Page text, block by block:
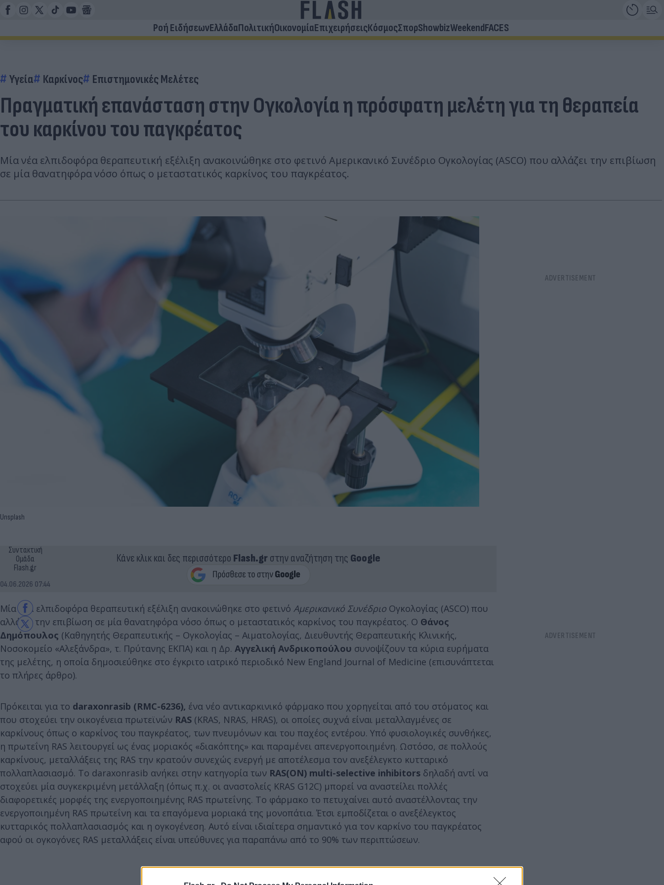
Ροή ΕιδήσεωνΕλλάδαΠολιτικήΟικονομίαΕπιχειρήσειςΚόσμοςΣπορShowbizWeekendFACES
Υγεία Καρκίνος Επιστημονικές Μελέτες
Πραγματική επανάσταση στην Ογκολογία η πρόσφατη μελέτη για τη θεραπεία
του καρκίνου του παγκρέατος
Μία νέα ελπιδοφόρα θεραπευτική εξέλιξη ανακοινώθηκε στο φετινό Αμερικανικό Συνέδριο Ογκολογίας (ASCO) που αλλάζει την επιβίωση
σε μία θανατηφόρα νόσο όπως ο μεταστατικός καρκίνος του παγκρέατος.
Unsplash
Συντακτική
Ομάδα
Flash.gr
04.06.2026 07:44
Κάνε κλικ και δες περισσότερο Flash.grστην αναζήτηση της Google
Μία νέα ελπιδοφόρα θεραπευτική εξέλιξη ανακοινώθηκε στο φετινό Αμερικανικό Συνέδριο Ογκολογίας (ASCO) που
αλλάζει την επιβίωση σε μία θανατηφόρα νόσο όπως ο μεταστατικός καρκίνος του παγκρέατος. Ο Θάνος
Δημόπουλος (Καθηγητής Θεραπευτικής – Ογκολογίας – Αιματολογίας, Διευθυντής Θεραπευτικής Κλινικής,
Νοσοκομείο «Αλεξάνδρα», τ. Πρύτανης ΕΚΠΑ) και η Δρ. Αγγελική Ανδρικοπούλου συνοψίζουν τα κύρια ευρήματα
της μελέτης, η οποία δημοσιεύθηκε στο έγκριτο ιατρικό περιοδικό New England Journal of Medicine (επισυνάπτεται
το πλήρες άρθρο).
Πρόκειται για το daraxonrasib (RMC-6236), ένα νέο αντικαρκινικό φάρμακο που χορηγείται από του στόματος και
που στοχεύει την οικογένεια πρωτεϊνών RAS (KRAS, NRAS, HRAS), οι οποίες συχνά είναι μεταλλαγμένες σε
καρκίνους όπως ο καρκίνος του παγκρέατος, των πνευμόνων και του παχέος εντέρου. Υπό φυσιολογικές συνθήκες,
η πρωτεΐνη RAS λειτουργεί ως ένας μοριακός «διακόπτης» και παραμένει απενεργοποιημένη. Ωστόσο, σε πολλούς
καρκίνους, μεταλλάξεις της RAS την κρατούν συνεχώς ενεργή με αποτέλεσμα τον ανεξέλεγκτο κυτταρικό
πολλαπλασιασμό. Το daraxonrasib ανήκει στην κατηγορία των RAS(ON) multi-selective inhibitors δηλαδή αντί να
στοχεύει μία συγκεκριμένη μετάλλαξη (όπως π.χ. οι αναστολείς KRAS G12C) μπορεί να αναστείλει πολλές
διαφορετικές μορφές της ενεργοποιημένης RAS πρωτεΐνης. Το φάρμακο το πετυχαίνει αυτό αναστέλλοντας την
ενεργοποιημένη RAS πρωτεΐνη και τα επαγόμενα μοριακά της μονοπάτια. Έτσι εμποδίζεται ο ανεξέλεγκτος
κυτταρικός πολλαπλασιασμός και η ογκογένεση. Αυτό είναι ιδιαίτερα σημαντικό για τον καρκίνο του παγκρέατος
αφού οι ογκογόνες RAS μεταλλάξεις είναι υπεύθυνες για παραπάνω από το 90% των περιπτώσεων.